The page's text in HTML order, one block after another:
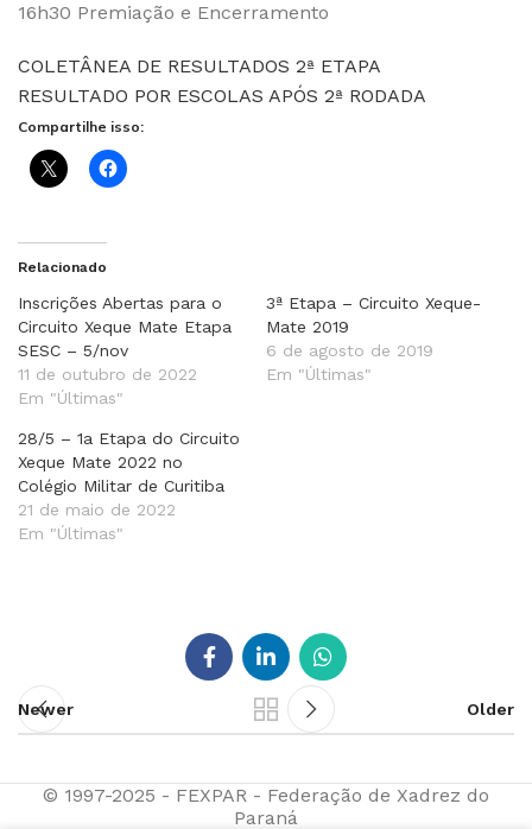
16h30 Premiação e Encerramento
COLETÂNEA DE RESULTADOS 2ª ETAPA
RESULTADO POR ESCOLAS APÓS 2ª RODADA
Compartilhe isso:
Relacionado
Inscrições Abertas para o
Circuito Xeque Mate Etapa
SESC – 5/nov
11 de outubro de 2022
Em "Últimas"
3ª Etapa – Circuito Xeque-
Mate 2019
6 de agosto de 2019
Em "Últimas"
28/5 – 1a Etapa do Circuito
Xeque Mate 2022 no
Colégio Militar de Curitiba
21 de maio de 2022
Em "Últimas"
Newer Older
© 1997-2025 - FEXPAR - Federação de Xadrez do
Paraná